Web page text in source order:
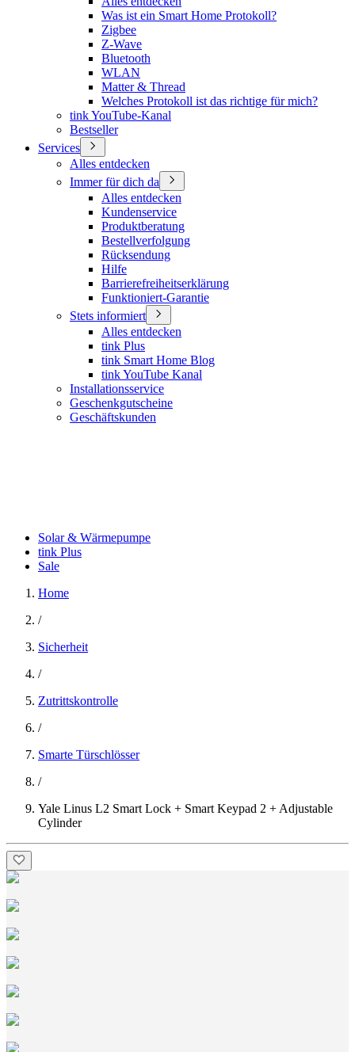
Was ist ein Smart Home Protokoll?
Zigbee
Z-Wave
Bluetooth
WLAN
Matter & Thread
Welches Protokoll ist das richtige für mich?
tink YouTube-Kanal
Bestseller
Services
Alles entdecken
Immer für dich da
Alles entdecken
Kundenservice
Produktberatung
Bestellverfolgung
Rücksendung
Hilfe
Barrierefreiheitserklärung
Funktioniert-Garantie
Stets informiert
Alles entdecken
tink Plus
tink Smart Home Blog
tink YouTube Kanal
Installationsservice
Geschenkgutscheine
Geschäftskunden
Solar & Wärmepumpe
tink Plus
Sale
Home
/
Sicherheit
/
Zutrittskontrolle
/
Smarte Türschlösser
/
Yale Linus L2 Smart Lock + Smart Keypad 2 + Adjustable
Cylinder